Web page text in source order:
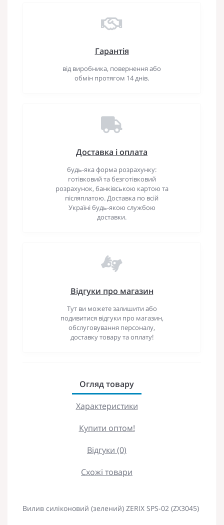
Гарантія
від виробника, повернення або
обмін протягом 14 днів.
Доставка і оплата
будь-яка форма розрахунку:
готівковий та безготівковий
розрахунок, банківською картою та
післяплатою. Доставка по всій
Україні будь-якою службою
доставки.
Відгуки про магазин
Тут ви можете залишити або
подивитися відгуки про магазин,
обслуговування персоналу,
доставку товару та оплату!
Огляд товару
Характеристики
Купити оптом!
Відгуки (0)
Схожі товари
Вилив силіконовий (зелений) ZERIX SPS-02 (ZX3045)